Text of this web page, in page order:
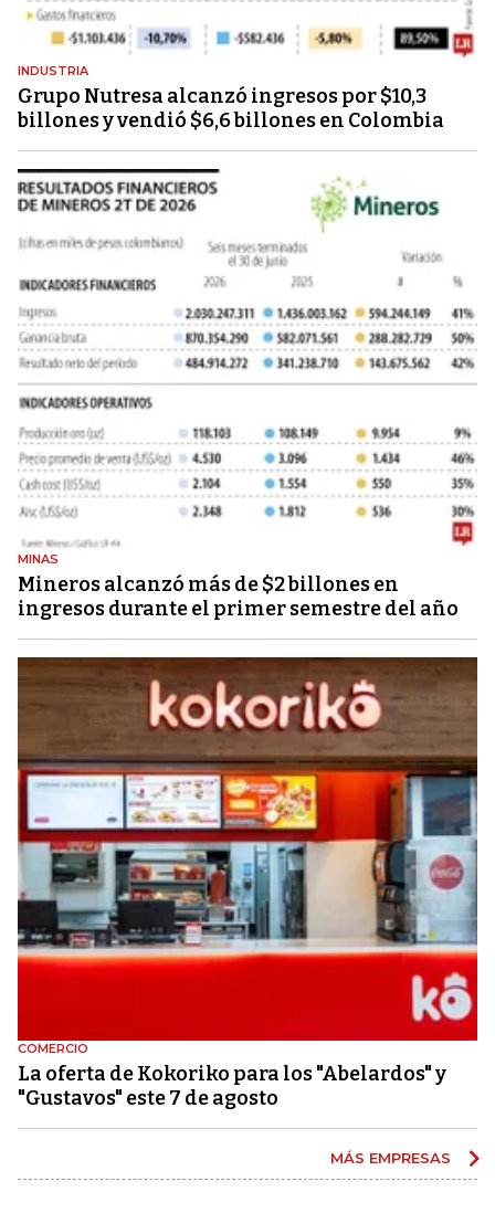
INDUSTRIA
Grupo Nutresa alcanzó ingresos por $10,3
billones y vendió $6,6 billones en Colombia
MINAS
Mineros alcanzó más de $2 billones en
ingresos durante el primer semestre del año
COMERCIO
La oferta de Kokoriko para los "Abelardos" y
"Gustavos" este 7 de agosto
MÁS EMPRESAS